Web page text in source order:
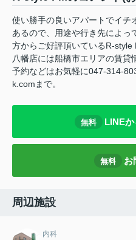
使い勝手の良いアパートでイチ
あるので、用途や行き先によっ
方からご好評頂いているR-
八幡店には船橋市エリアの賃
予約などはお気軽に047-314-
k.comまで。
無料 LINE
無料 お
周辺施設
内科